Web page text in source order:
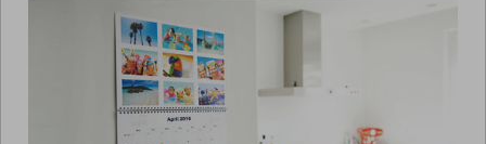
Regalos
Máscaras